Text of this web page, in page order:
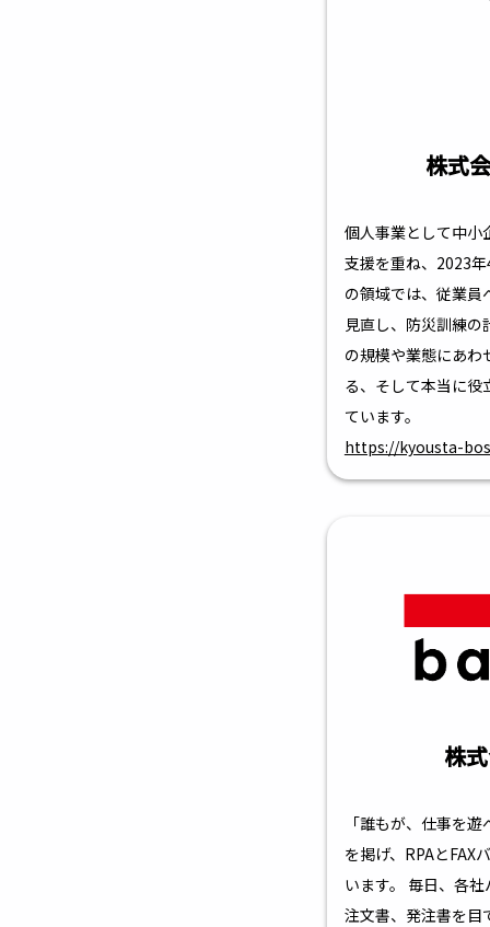
株式
個人事業として中小
支援を重ね、2023
の領域では、従業員
見直し、防災訓練
の規模や業態にあわ
る、そして本当に役
ています。
https://kyousta-
株
「誰もが、仕事を
を掲げ、RPAとFAX
います。 毎日、各
注文書、発注書を目